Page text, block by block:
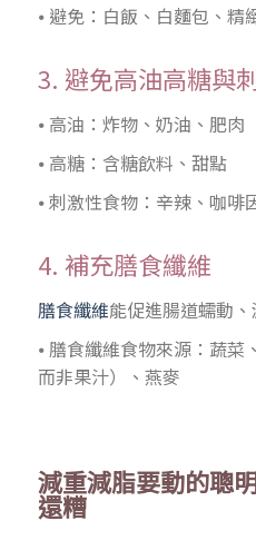
⦁ 避免：白飯、白麵包、精
3. 避免高油高糖與
⦁ 高油：炸物、奶油、肥肉
⦁ 高糖：含糖飲料、甜點
⦁ 刺激性食物：辛辣、咖
4. 補充膳食纖維
膳食纖維能促進腸道蠕動
⦁ 膳食纖維食物來源：蔬
而非果汁）、燕麥
減重減脂要動的聰
還糟